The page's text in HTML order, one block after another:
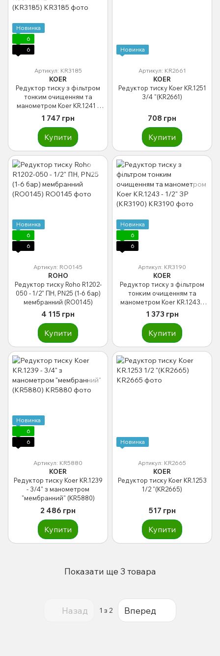
Новинка
6
6
Артикул: KR3185
KOER
Редуктор тиску з фільтром
тонким очищенням та
манометром Koer KR.1241 -
3/4" (KR3185)
1 747 грн
Купити
Новинка
Артикул: KR2661
KOER
Редуктор тиску Koer KR.1251
3/4 "(KR2661)
708 грн
Купити
Новинка
6
6
Артикул: RO0145
ROHO
Редуктор тиску Roho R1202-
050 - 1/2" ПН, PN25 (1-6 бар)
мембранний (RO0145)
4 115 грн
Купити
Новинка
6
6
Артикул: KR3190
KOER
Редуктор тиску з фільтром
тонким очищенням та
манометром Koer KR.1243 -
1/2" ЗР (KR3190)
1 373 грн
Купити
Новинка
6
6
Артикул: KR5880
KOER
Редуктор тиску Koer KR.1239
- 3/4" з манометром
"мембранний" (KR5880)
2 486 грн
Купити
Новинка
Артикул: KR2665
KOER
Редуктор тиску Koer KR.1253
1/2 "(KR2665)
517 грн
Купити
Показати ще 3 товара
Назад 1 з 2 Вперед